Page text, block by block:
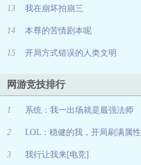
13 我在崩坏拍崩三
14 本尊的苦情剧本呢
15 开局方式错误的人类文明
网游竞技排行
1 系统：我一出场就是最强法师
2 LOL：稳健的我，开局刷满属性
3 我行让我来[电竞]